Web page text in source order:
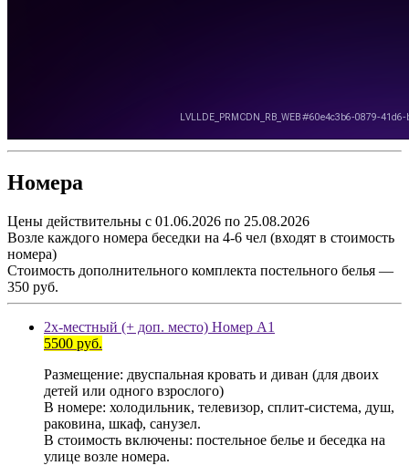
Номера
Цены действительны с 01.06.2026 по 25.08.2026
Возле каждого номера беседки на 4-6 чел (входят в стоимость
номера)
Стоимость дополнительного комплекта постельного белья —
350 руб.
2х-местный (+ доп. место) Номер А1
5500 руб.
Размещение: двуспальная кровать и диван (для двоих
детей или одного взрослого)
В номере: холодильник, телевизор, сплит-система, душ,
раковина, шкаф, санузел.
В стоимость включены: постельное белье и беседка на
улице возле номера.